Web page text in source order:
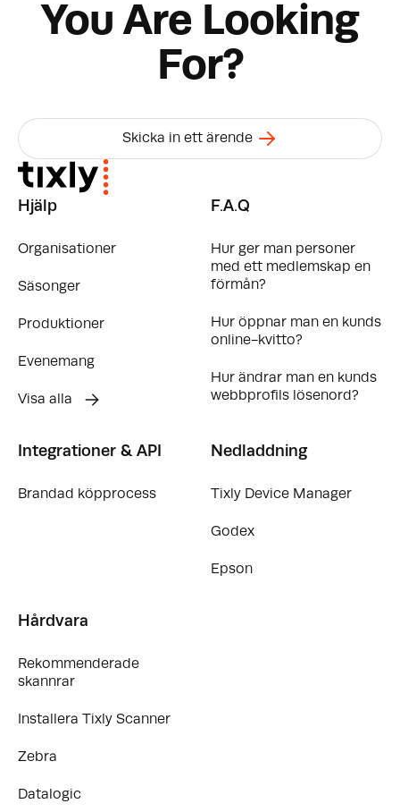
You Are Looking
For?
Skicka in ett ärende
Hjälp
Organisationer
Säsonger
Produktioner
Evenemang
Visa alla
F.A.Q
Hur ger man personer
med ett medlemskap en
förmån?
Hur öppnar man en kunds
online-kvitto?
Hur ändrar man en kunds
webbprofils lösenord?
Integrationer & API
Brandad köpprocess
Nedladdning
Tixly Device Manager
Godex
Epson
Hårdvara
Rekommenderade
skannrar
Installera Tixly Scanner
Zebra
Datalogic